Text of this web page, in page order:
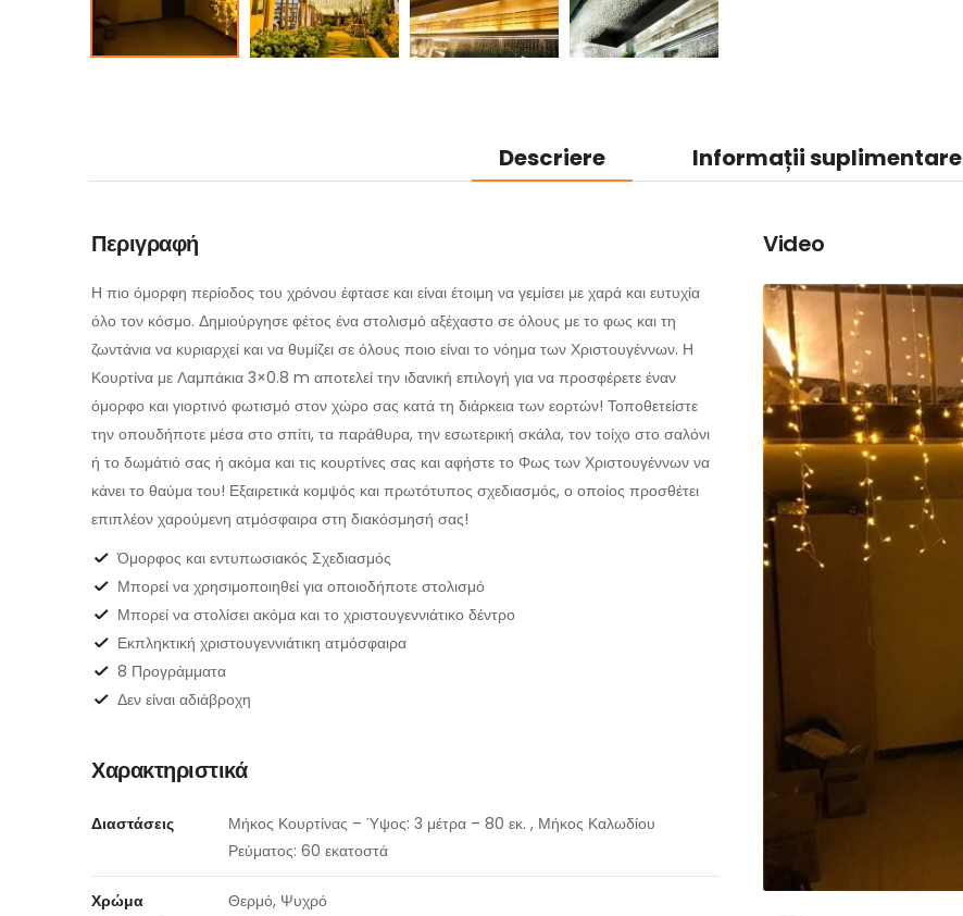
Descriere Informații suplimentare
Περιγραφή
Η πιο όμορφη περίοδος του χρόνου έφτασε και είναι έτοιμη να γεμίσει με χαρά και ευτυχία
όλο τον κόσμο. Δημιούργησε φέτος ένα στολισμό αξέχαστο σε όλους με το φως και τη
ζωντάνια να κυριαρχεί και να θυμίζει σε όλους ποιο είναι το νόημα των Χριστουγέννων. Η
Κουρτίνα με Λαμπάκια 3×0.8 m αποτελεί την ιδανική επιλογή για να προσφέρετε έναν
όμορφο και γιορτινό φωτισμό στον χώρο σας κατά τη διάρκεια των εορτών! Τοποθετείστε
την οπουδήποτε μέσα στο σπίτι, τα παράθυρα, την εσωτερική σκάλα, τον τοίχο στο σαλόνι
ή το δωμάτιό σας ή ακόμα και τις κουρτίνες σας και αφήστε το Φως των Χριστουγέννων να
κάνει το θαύμα του! Εξαιρετικά κομψός και πρωτότυπος σχεδιασμός, ο οποίος προσθέτει
επιπλέον χαρούμενη ατμόσφαιρα στη διακόσμησή σας!
Όμορφος και εντυπωσιακός Σχεδιασμός
Μπορεί να χρησιμοποιηθεί για οποιοδήποτε στολισμό
Μπορεί να στολίσει ακόμα και το χριστουγεννιάτικο δέντρο
Εκπληκτική χριστουγεννιάτικη ατμόσφαιρα
8 Προγράμματα
Δεν είναι αδιάβροχη
Χαρακτηριστικά
Διαστάσεις
Μήκος Κουρτίνας – Ύψος: 3 μέτρα – 80 εκ. , Μήκος Καλωδίου
Ρεύματος: 60 εκατοστά
Χρώμα
Θερμό, Ψυχρό
Video